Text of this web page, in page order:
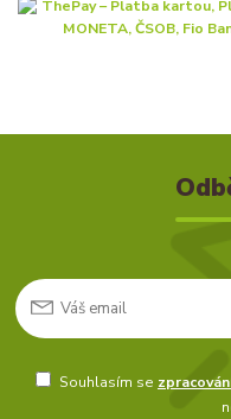
Souhlasím se